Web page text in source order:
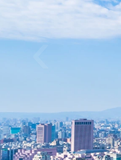
‹